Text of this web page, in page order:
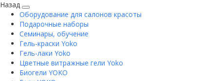
Назад
Оборудование для салонов красоты
Подарочные наборы
Семинары, обучение
Гель-краски Yoko
Гель-лаки Yoko
Цветные витражные гели Yoko
Биогели YOKO